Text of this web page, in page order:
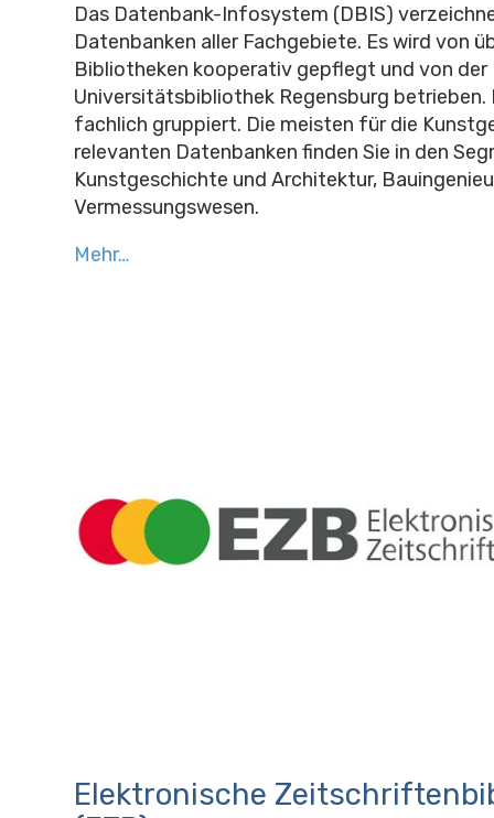
Das Datenbank-Infosystem (DBIS)
Datenbanken aller Fachgebiete. Es wird von
Bibliotheken kooperativ gepflegt und von der
Universitätsbibliothek Regensburg betrieben.
fachlich gruppiert. Die meisten für die
relevanten Datenbanken finden Sie in den
Kunstgeschichte und Architektur,
Vermessungswesen.
Mehr…
Elektronische